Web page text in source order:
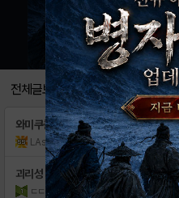
전체글보기
와미쿠콜라보
LAsahi 조회수:2 | 18.12.01
괴리성 밀리언아서x하츠네 미쿠 콜라보!
ㄷㄷㅈㅇㄷㄱ 조회수:3 | 16.04.30